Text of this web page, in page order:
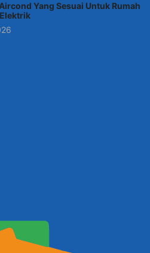
Yang Sesuai Untuk Rumah